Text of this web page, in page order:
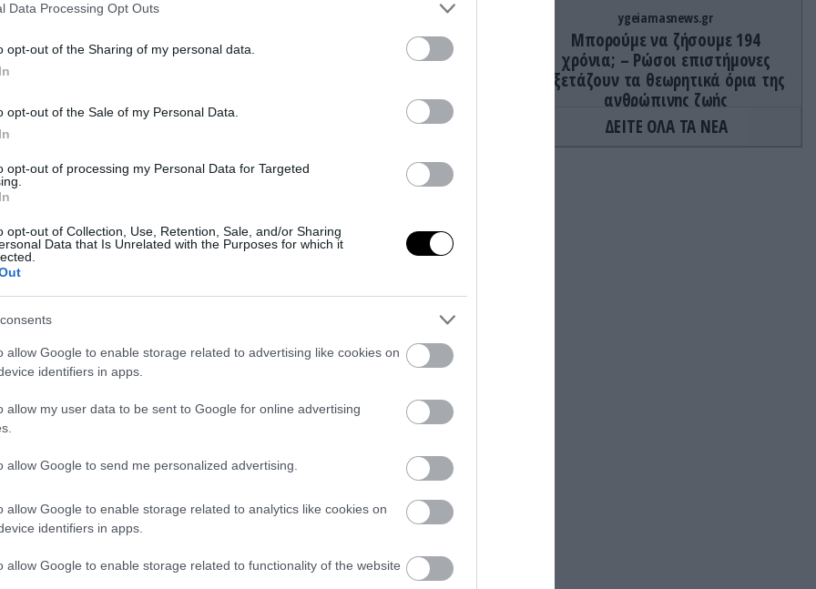
Data Processing Opt Outs
opt-out of the Sharing of my personal data.
opt-out of the Sale of my Personal Data.
opt-out of processing my Personal Data for Targeted
opt-out of Collection, Use, Retention, Sale, and/or Sharing
Data that Is Unrelated with the Purposes for which it
allow Google to enable storage related to advertising like cookies on
identifiers in apps.
allow my user data to be sent to Google for online advertising
allow Google to send me personalized advertising.
allow Google to enable storage related to analytics like cookies on
identifiers in apps.
allow Google to enable storage related to functionality of the website
να είναι διαθέσιμη στις ΗΠΑ και την Ιαπωνία στο
Εάν επιστρέψει, πιθανώς σε μια νέα γενιά, θα
γίνει ηλεκτρικό αυτοκίνητο;
κατά την πρόσφατη παρουσίαση του νέου Prelude
του πρότζεκτ Tomoyuki Yamagami υπαινίχθηκε ότι το
Type R δεν συνδέεται με την κληρονομιά του στη
μπορεί να είναι οτιδήποτε στο μέλλον, ανάλογα με τις
της αγοράς… Το Type R δεν εξαρτάται από ένα τούρμπο»
ότι η ουσία του σήματος έγκειται στη μεγιστοποίηση
έκθεση CES νωρίτερα φέτος. Εκεί, ο Toshihiro Akiwa,
της BEV εξέλιξης των Ιαπώνων, ανέλυσε λεπτομερώς τι
επιφυλάσσει ένα πιθανό ηλεκτρικό Type R.
ygeiamasnews.gr
Μπορούμε να ζήσουμε 194
χρόνια; – Ρώσοι επιστήμονες
εξετάζουν τα θεωρητικά όρια της
ανθρώπινης ζωής
ΙΣΤΟΡΙΑ 23:15
ΔΕΙΤΕ ΟΛΑ ΤΑ ΝΕΑ